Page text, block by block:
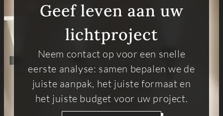
Geef leven aan uw
lichtproject
Neem contact op voor een snelle
eerste analyse: samen bepalen we de
juiste aanpak, het juiste formaat en
het juiste budget voor uw project.